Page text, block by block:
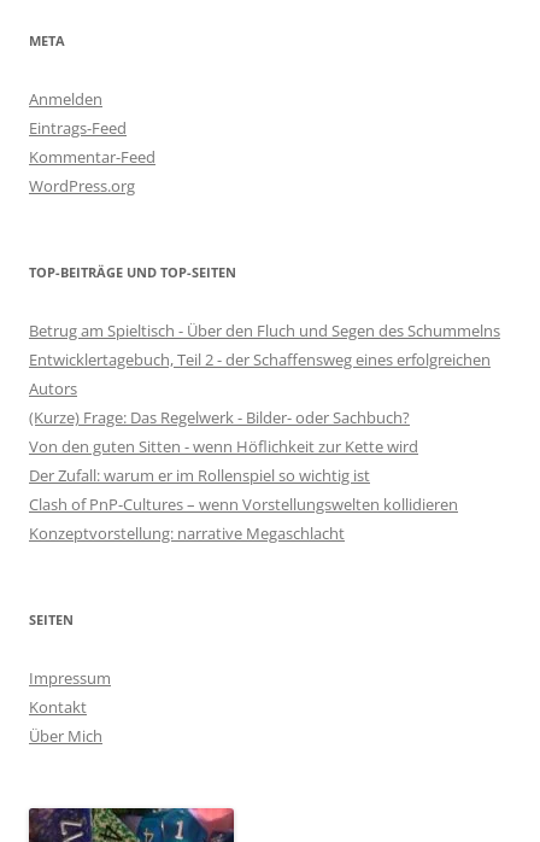
META
Anmelden
Eintrags-Feed
Kommentar-Feed
WordPress.org
TOP-BEITRÄGE UND TOP-SEITEN
Betrug am Spieltisch - Über den Fluch und Segen des Schummelns
Entwicklertagebuch, Teil 2 - der Schaffensweg eines erfolgreichen
Autors
(Kurze) Frage: Das Regelwerk - Bilder- oder Sachbuch?
Von den guten Sitten - wenn Höflichkeit zur Kette wird
Der Zufall: warum er im Rollenspiel so wichtig ist
Clash of PnP-Cultures – wenn Vorstellungswelten kollidieren
Konzeptvorstellung: narrative Megaschlacht
SEITEN
Impressum
Kontakt
Über Mich